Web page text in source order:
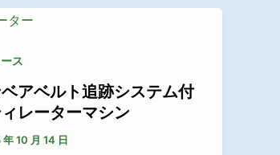
ス
アベルト追跡システム付
レーターマシン
10 月 14 日